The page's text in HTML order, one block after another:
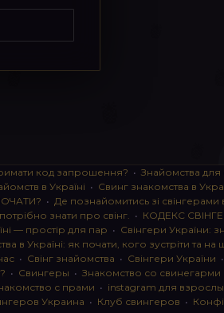
код запрошення? • Знайомства для
в Україні • Свинг знакомства в
• Де познайомитись зі свінгерами
знати про свінг. • КОДЕКС
— простір для пар • Свінгери України:
в Україні: як почати, кого зустріти та
• Свінг знайомства • Свінгери України •
• Свингеры • Знакомство со свинегарми
с прами • instagram для
Украина • Клуб свингеров •